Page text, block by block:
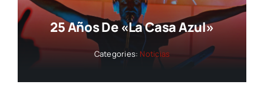
25 Años De «La Casa Azul»
Categories: Noticias